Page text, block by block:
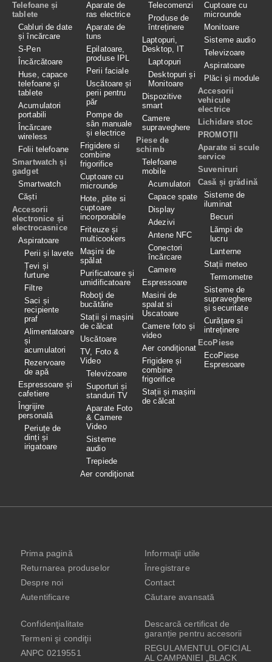
Telefoane și
tablete
Cabluri de date
și încărcare
S-Pen
Încărcătoare
Huse, capace
telefoane și
tablete
Acumulatori
portabili
Încărcare
wireless
Folii telefoane
Smartwatch și
gadget
Smartwatch
Căști
Accesorii
electronice și
electrocasnice
Aspiratoare
Perii și lavete
Țevi și
furtune
Filtre
Saci și
recipiente
praf
Alimentatoare
și
acumulatori
Rezervoare
de apă
Espressoare și
cafetiere
Îngrijire
personală
Periuțe de
dinți și
irigatoare
Aparate de
ras electrice
Aparate de
tuns
Epilatoare,
produse IPL
Perii faciale
Uscătoare și
perii pentru
păr
Pompe de
sân manuale
și electrice
Frigidere si
combine
frigorifice
Cuptoare cu
microunde
Hote, plite si
cuptoare
incorporabile
Friteuze și
multicookers
Maşini de
spălat
Purificatoare și
umidificatoare
Roboţi de
bucătărie
Stații și mașini
de călcat
Uscătoare
TV, Foto &
Video
Televizoare
Suporturi și
standuri TV
Aparate Foto
& Camere
Video
Sisteme
audio
Trepiede
Aer condiţionat
Telecomenzi
Produse de
întreținere
Laptopuri,
Desktop, IT
Laptopuri
Desktopuri și
Monitoare
Dispozitive
smart
Camere
supraveghere
Piese de
schimb
Telefoane
mobile
Acumulatori
Capace spate
Display
Adezivi
Antene NFC
Conectori
încărcare
Camere
Espressoare
Masini de
spalat si
Uscatoare
Camere foto și
video
Aer condiționat
Frigidere și
combine
frigorifice
Stații și mașini
de călcat
Cuptoare cu
microunde
Monitoare
Sisteme audio
Televizoare
Aspiratoare
Plăci și module
Accesorii
vehicule
electrice
Lichidare stoc
PROMOȚII
Aparate si scule
service
Suveniruri
Casă și grădină
Sisteme de
iluminat
Becuri
Lămpi de
lucru
Lanterne
Stații meteo
Termometre
Sisteme de
supraveghere
și securitate
Curățare si
intreținere
EcoPiese
EcoPiese
Espresoare
Prima pagină
Returnarea produselor
Despre noi
Autentificare
Informaţii utile
Înregistrare
Contact
Căutare avansată
Confidenţialitate
Termeni şi condiţii
ANPC 0219551
Descarcă certificat de
garanție pentru accesorii
REGULAMENTUL OFICIAL
AL CAMPANIEI „BLACK